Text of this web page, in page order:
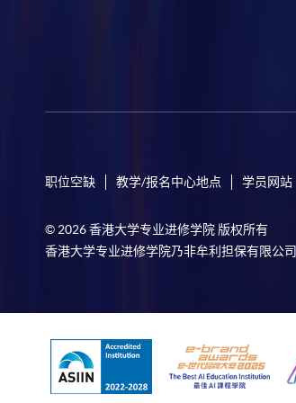
职位空缺 教学/报名中心地点 学员网站
© 2026 香港大学专业进修学院 版权所有
香港大学专业进修学院乃非牟利担保有限公司